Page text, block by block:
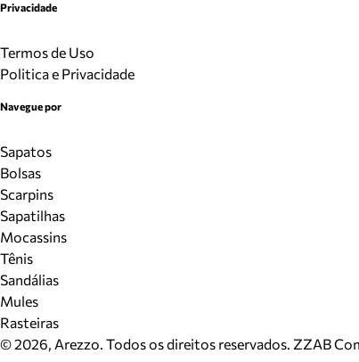
Privacidade
Termos de Uso
Politica e Privacidade
Navegue por
Sapatos
Bolsas
Scarpins
Sapatilhas
Mocassins
Tênis
Sandálias
Mules
Rasteiras
©2026, Arezzo. Todos os direitos reservados. ZZAB